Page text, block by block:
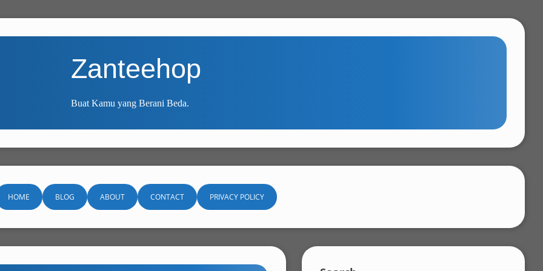
Zanteehop
Buat Kamu yang Berani Beda.
HOME BLOG ABOUT CONTACT PRIVACY POLICY